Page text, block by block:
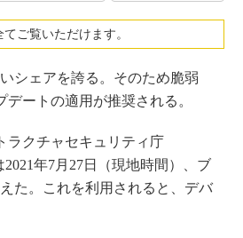
ご覧いただけます。
シェアを誇る。そのため脆弱
ートの適用が推奨される。
クチャセキュリティ庁
2021年7月27日（現地時間）、ブ
た。これを利用されると、デバ